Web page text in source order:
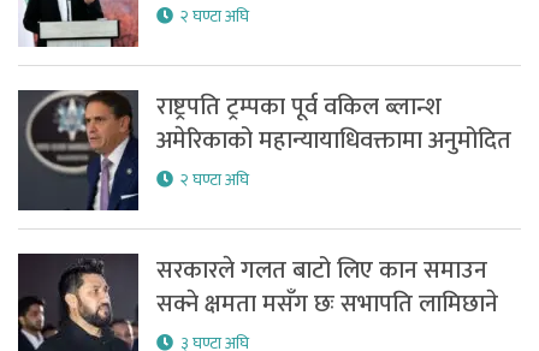
२ घण्टा अघि
राष्ट्रपति ट्रम्पका पूर्व वकिल ब्लान्श
अमेरिकाको महान्यायाधिवक्तामा अनुमोदित
२ घण्टा अघि
सरकारले गलत बाटो लिए कान समाउन
सक्ने क्षमता मसँग छः सभापति लामिछाने
३ घण्टा अघि